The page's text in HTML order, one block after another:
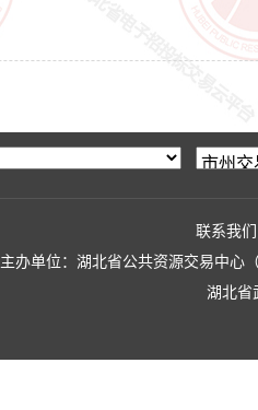
联系我们
主办单位：湖北省公共资源交易中心
湖北省